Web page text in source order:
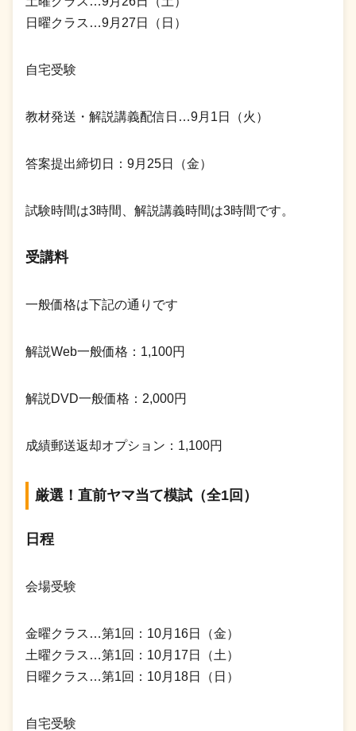
日曜クラス…9月27日（日）
自宅受験
教材発送・解説講義配信日…9月1日（火）
答案提出締切日：9月25日（金）
試験時間は3時間、解説講義時間は3時間です。
受講料
一般価格は下記の通りです
解説Web一般価格：1,100円
解説DVD一般価格：2,000円
成績郵送返却オプション：1,100円
厳選！直前ヤマ当て模試（全1回）
日程
会場受験
金曜クラス…第1回：10月16日（金）
土曜クラス…第1回：10月17日（土）
日曜クラス…第1回：10月18日（日）
自宅受験